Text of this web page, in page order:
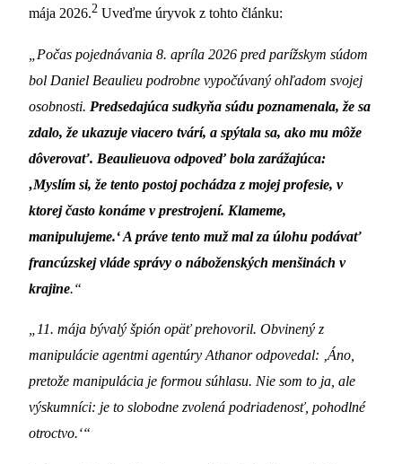
mája 2026.2 Uveďme úryvok z tohto článku:
„Počas pojednávania 8. apríla 2026 pred parížskym súdom
bol Daniel Beaulieu podrobne vypočúvaný ohľadom svojej
osobnosti. Predsedajúca sudkyňa súdu poznamenala, že sa
zdalo, že ukazuje viacero tvárí, a spýtala sa, ako mu môže
dôverovať. Beaulieuova odpoveď bola zarážajúca:
‚Myslím si, že tento postoj pochádza z mojej profesie, v
ktorej často konáme v prestrojení. Klameme,
manipulujeme.‘ A práve tento muž mal za úlohu podávať
francúzskej vláde správy o náboženských menšinách v
krajine.“
„11. mája bývalý špión opäť prehovoril. Obvinený z
manipulácie agentmi agentúry Athanor odpovedal: ‚Áno,
pretože manipulácia je formou súhlasu. Nie som to ja, ale
výskumníci: je to slobodne zvolená podriadenosť, pohodlné
otroctvo.‘“